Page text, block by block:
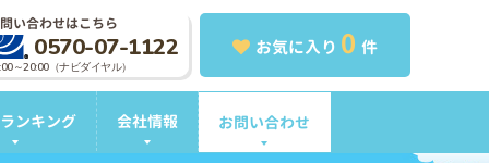
お気に入り 0 件
い合わせはこちら
0570-07-1122
～20:00（ナビダイヤル）
ンキング 会社情報 お問い合わせ